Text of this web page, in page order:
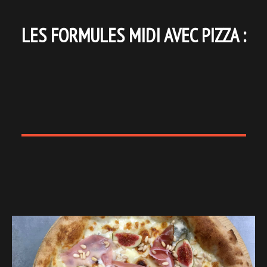
LES FORMULES MIDI AVEC PIZZA :